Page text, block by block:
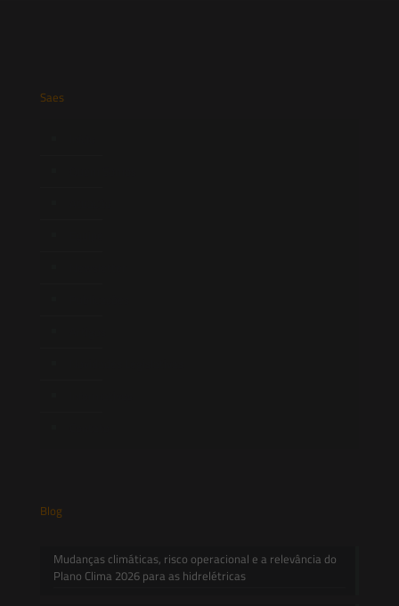
Saes
Blog
Mudanças climáticas, risco operacional e a relevância do
Plano Clima 2026 para as hidrelétricas